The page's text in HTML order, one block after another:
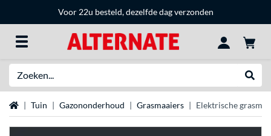
Voor 22u besteld, dezelfde dag verzonden
HomeTuin Gazononderhoud Grasmaaiers Elektrische